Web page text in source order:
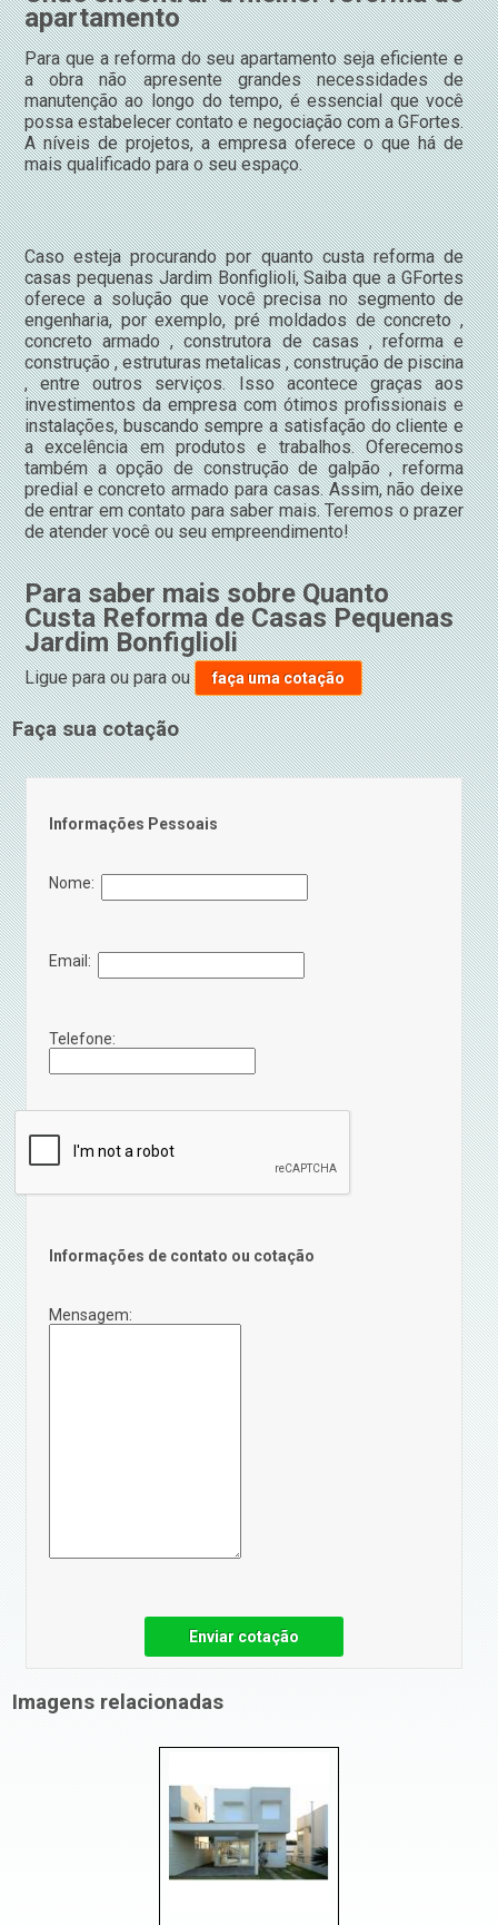
apartamento
Para que a reforma do seu apartamento seja eficiente e
a obra não apresente grandes necessidades de
manutenção ao longo do tempo, é essencial que você
possa estabelecer contato e negociação com a GFortes.
A níveis de projetos, a empresa oferece o que há de
mais qualificado para o seu espaço.
Caso esteja procurando por quanto custa reforma de
casas pequenas Jardim Bonfiglioli, Saiba que a GFortes
oferece a solução que você precisa no segmento de
engenharia, por exemplo, pré moldados de concreto ,
concreto armado , construtora de casas , reforma e
construção , estruturas metalicas , construção de piscina
, entre outros serviços. Isso acontece graças aos
investimentos da empresa com ótimos profissionais e
instalações, buscando sempre a satisfação do cliente e
a excelência em produtos e trabalhos. Oferecemos
também a opção de construção de galpão , reforma
predial e concreto armado para casas. Assim, não deixe
de entrar em contato para saber mais. Teremos o prazer
de atender você ou seu empreendimento!
Para saber mais sobre Quanto
Custa Reforma de Casas Pequenas
Jardim Bonfiglioli
Ligue paraou paraou faça uma cotação
Faça sua cotação
Informações Pessoais
Nome:
Email:
Telefone:
Informações de contato ou cotação
Mensagem:
Enviar cotação
Imagens relacionadas